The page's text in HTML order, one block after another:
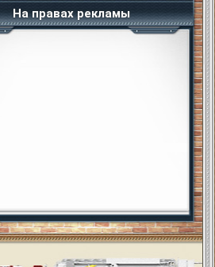
На правах рекламы